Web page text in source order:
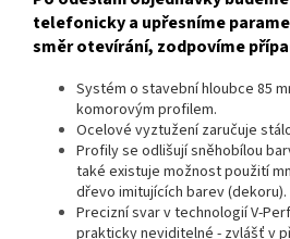
telefonicky a upřesníme
směr otevírání, zodpovíme
Systém o stavební hloubce 85
komorovým profilem.
Ocelové vyztužení zaručuje
Profily se odlišují sněhobílou
také existuje možnost použití
dřevo imitujících barev (dekoru).
Precizní svar v technologií V-
prakticky neviditelné - zvlášť v